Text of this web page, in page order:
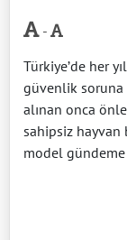
-
Türkiye’de her
güvenlik soruna
alınan onca
sahipsiz hayvan
model